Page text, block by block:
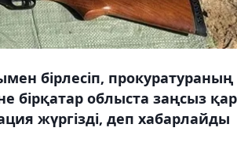
бірлесіп, прокуратураның
облыста заңсыз
жүргізді, деп хабарлайды